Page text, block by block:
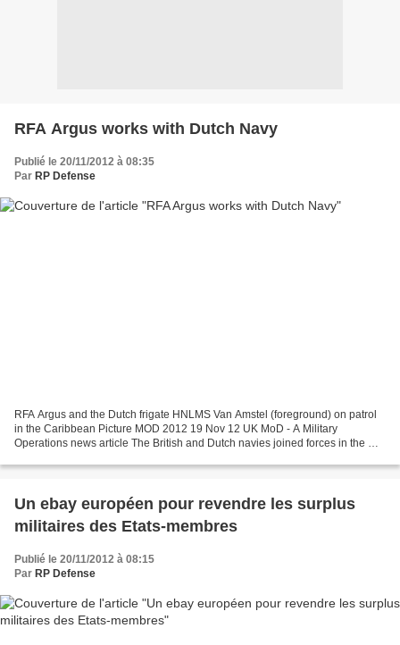
RFA Argus works with Dutch Navy
Publié le 20/11/2012 à 08:35
Par RP Defense
RFA Argus and the Dutch frigate HNLMS Van Amstel (foreground) on patrol
in the Caribbean Picture MOD 2012 19 Nov 12 UK MoD - A Military
Operations news article The British and Dutch navies joined forces in the war
Un ebay européen pour revendre les surplus
militaires des Etats-membres
Publié le 20/11/2012 à 08:15
Par RP Defense